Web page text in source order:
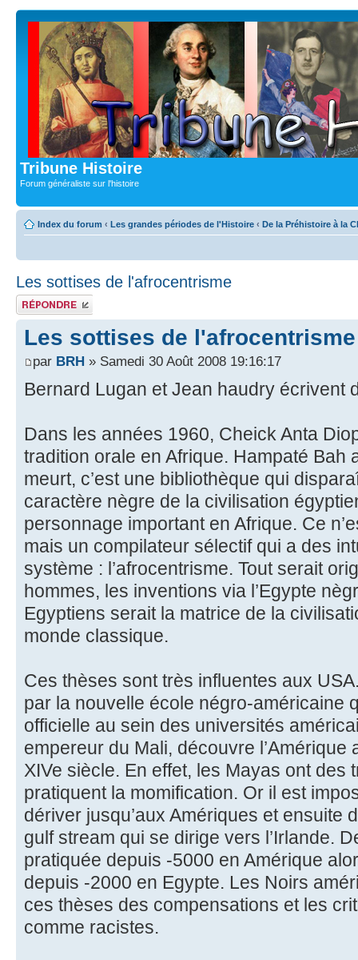
Tribune Histoire
Forum généraliste sur l'histoire
Index du forum ‹ Les grandes périodes de l'Histoire ‹ De la Préhistoire à la
Les sottises de l'afrocentrisme
Publier une
réponse
Les sottises de l'afrocentrisme
par BRH » Samedi 30 Août 2008 19:16:17
Bernard Lugan et Jean haudry écrivent
Dans les années 1960, Cheick Anta
tradition orale en Afrique. Hampaté Bah
meurt, c’est une bibliothèque qui
caractère nègre de la civilisation
personnage important en Afrique. Ce
mais un compilateur sélectif qui a des
système : l’afrocentrisme. Tout serait
hommes, les inventions via l’Egypte
Egyptiens serait la matrice de la
monde classique.
Ces thèses sont très influentes aux
par la nouvelle école négro-américaine
officielle au sein des universités
empereur du Mali, découvre
XIVe siècle. En effet, les Mayas ont des
pratiquent la momification. Or il est
dériver jusqu’aux Amériques et ensuite
gulf stream qui se dirige vers l’Irlande.
pratiquée depuis -5000 en Amérique
depuis -2000 en Egypte. Les Noirs
ces thèses des compensations et les
comme racistes.